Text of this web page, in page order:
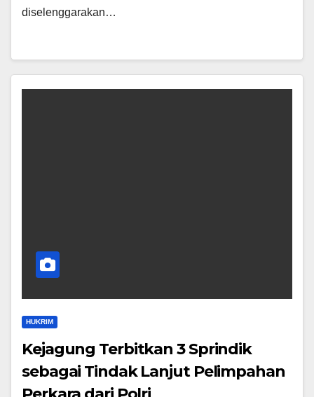
diselenggarakan…
HUKRIM
Kejagung Terbitkan 3 Sprindik
sebagai Tindak Lanjut Pelimpahan